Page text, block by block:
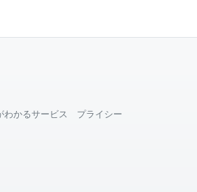
わかるサービス プライシー